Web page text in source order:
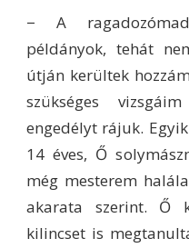
− A
példányok, tehát
útján kerültek
szükséges
engedélyt rájuk.
14 éves, Ő
még mesterem
akarata szerint. Ő
kilincset is